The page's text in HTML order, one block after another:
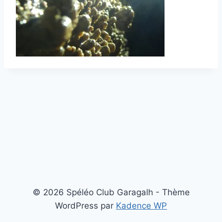
© 2026 Spéléo Club Garagalh - Thème
WordPress par Kadence WP